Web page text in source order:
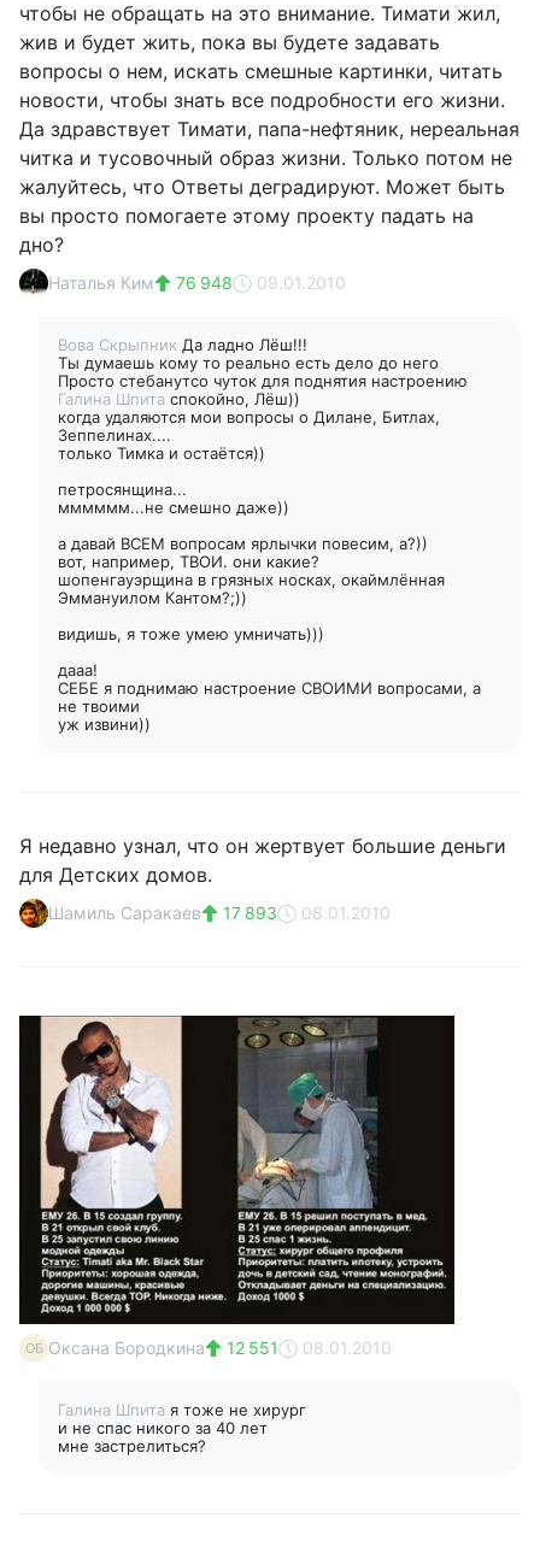
чтобы не обращать на это внимание. Тимати жил,
жив и будет жить, пока вы будете задавать
вопросы о нем, искать смешные картинки, читать
новости, чтобы знать все подробности его жизни.
Да здравствует Тимати, папа-нефтяник, нереальная
читка и тусовочный образ жизни. Только потом не
жалуйтесь, что Ответы деградируют. Может быть
вы просто помогаете этому проекту падать на
дно?
Наталья Ким 76 948 09.01.2010
Вова Скрыпник Да ладно Лёш!!!
Ты думаешь кому то реально есть дело до него
Просто стебанутсо чуток для поднятия настроению
Галина Шпита спокойно, Лёш))
когда удаляются мои вопросы о Дилане, Битлах,
Зеппелинах....
только Тимка и остаётся))
петросянщина...
мммммм...не смешно даже))
а давай ВСЕМ вопросам ярлычки повесим, а?))
вот, например, ТВОИ. они какие?
шопенгауэрщина в грязных носках, окаймлённая
Эммануилом Кантом?;))
видишь, я тоже умею умничать)))
дааа!
СЕБЕ я поднимаю настроение СВОИМИ вопросами, а
не твоими
уж извини))
Я недавно узнал, что он жертвует большие деньги
для Детских домов.
Шамиль Саракаев 17 893 08.01.2010
ОБ Оксана Бородкина 12 551 08.01.2010
Галина Шпита я тоже не хирург
и не спас никого за 40 лет
мне застрелиться?